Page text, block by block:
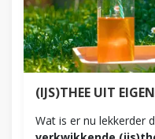
(IJS)THEE UIT
Wat is er nu lekkerder